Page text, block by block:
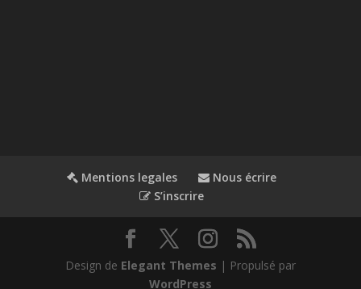
Mentions legales
Nous écrire
S’inscrire
Design de Elegant Themes | Propulsé par
WordPress